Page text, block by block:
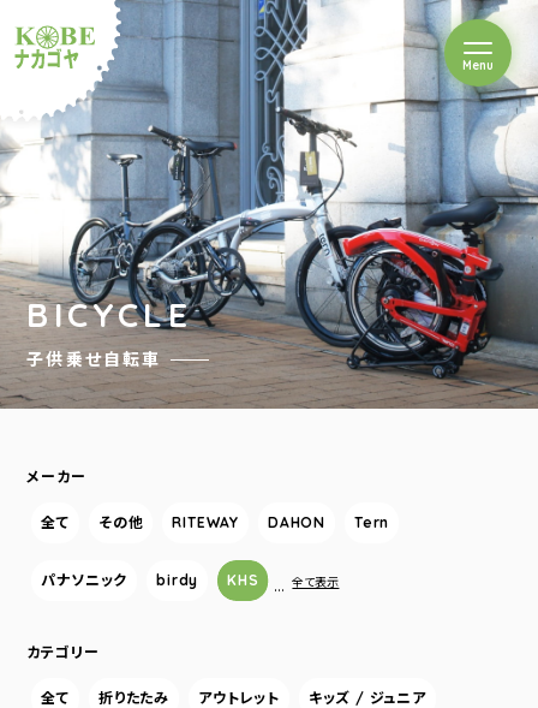
ルショップナカゴヤ
Menuを開閉
BICYCLE
子供乗せ自転車
メーカー
全て その他 RITEWAY DAHON Tern
パナソニック birdy KHS … 全て表示
カテゴリー
全て 折りたたみ アウトレット キッズ / ジュニア